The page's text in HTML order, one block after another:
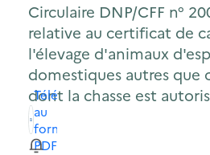
Circulaire DNP/CFF n°
relative au certificat de
l'élevage d'animaux
domestiques autres que
dont la chasse est
Télécharger
au
format
PDF